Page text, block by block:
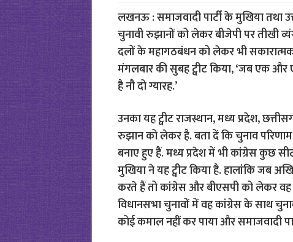
लखनऊ : समाजवादी पार्टी के मुखिया तथा
चुनावी रुझानों को लेकर बीजेपी पर तीखी
दलों के महागठबंधन को लेकर भी
मंगलबार की सुबह ट्वीट किया, ‘जब एक और
है नौ दो ग्यारह.’
उनका यह ट्वीट राजस्थान, मध्य प्रदेश,
रुझान को लेकर है. बता दें कि चुनाव
बनाए हुए हैं. मध्य प्रदेश में भी कांग्रेस कुछ
मुखिया ने यह ट्वीट किया है. हालांकि जब
करते हैं तो कांग्रेस और बीएसपी को लेकर
विधानसभा चुनावों में वह कांग्रेस के साथ
कोई कमाल नहीं कर पाया और समाजवादी